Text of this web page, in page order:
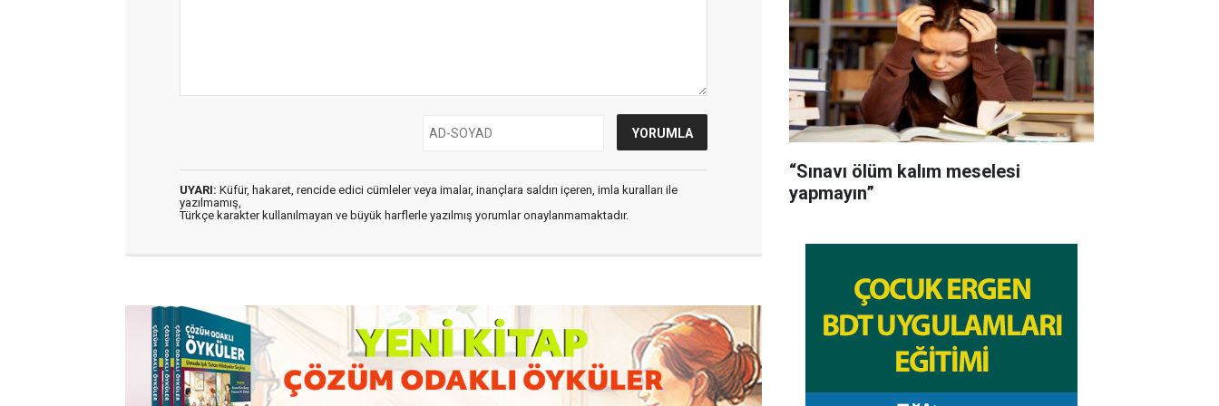
UYARI: Küfür, hakaret, rencide edici cümleler veya imalar, inançlara saldırı içeren, imla kuralları ile
yazılmamış,
Türkçe karakter kullanılmayan ve büyük harflerle yazılmış yorumlar onaylanmamaktadır.
“Sınavı ölüm kalım meselesi
yapmayın”